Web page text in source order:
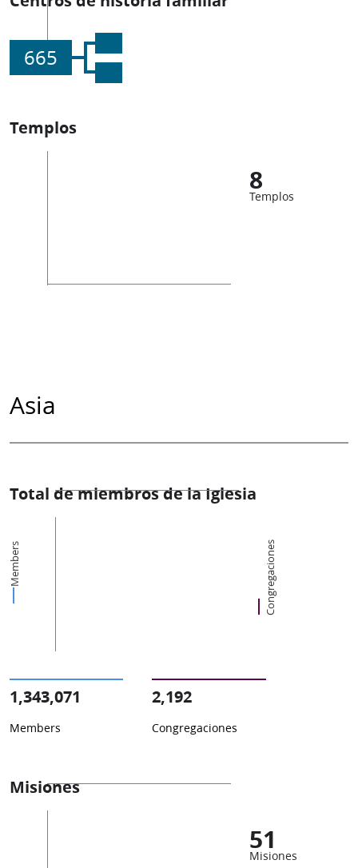
665
Templos
8
Templos
Asia
Total de miembros de la Iglesia
Members Congregaciones
1,343,071
Members
2,192
Congregaciones
Misiones
51
Misiones